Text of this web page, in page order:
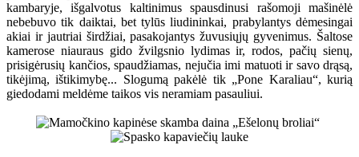
kambaryje, išgalvotus kaltinimus spausdinusi rašomoji mašinėlė
nebebuvo tik daiktai, bet tylūs liudininkai, prabylantys dėmesingai
akiai ir jautriai širdžiai, pasakojantys žuvusiųjų gyvenimus. Šaltose
kamerose niauraus gido žvilgsnio lydimas ir, rodos, pačių sienų,
prisigėrusių kančios, spaudžiamas, nejučia imi matuoti ir savo drąsą,
tikėjimą, ištikimybę... Slogumą pakėlė tik „Pone Karaliau“, kurią
giedodami meldėme taikos vis neramiam pasauliui.